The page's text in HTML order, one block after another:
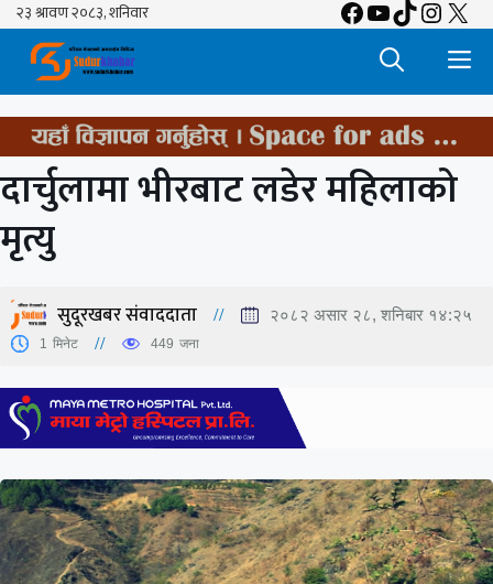
Skip
content
Facebook
YouTube
TikTok
X
दार्चुलामा भीरबाट लडेर महिलाको
मृत्यु
सुदूरखबर संवाददाता २०८२ असार २८, शनिबार १४:२५
1 मिनेट 449 जना